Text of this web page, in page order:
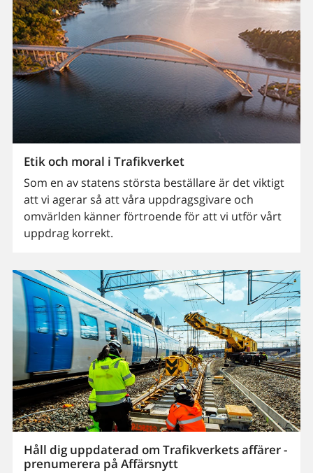
Etik och moral i Trafikverket
Som en av statens största beställare är det viktigt
att vi agerar så att våra uppdragsgivare och
omvärlden känner förtroende för att vi utför vårt
uppdrag korrekt.
Håll dig uppdaterad om Trafikverkets affärer -
prenumerera på Affärsnytt